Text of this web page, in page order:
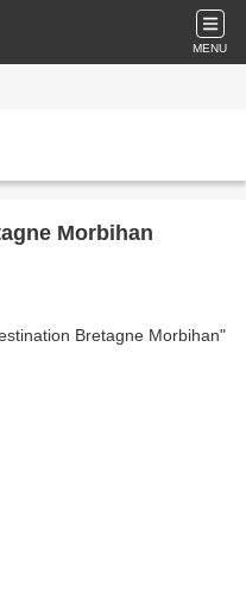
MENU
Morbihan